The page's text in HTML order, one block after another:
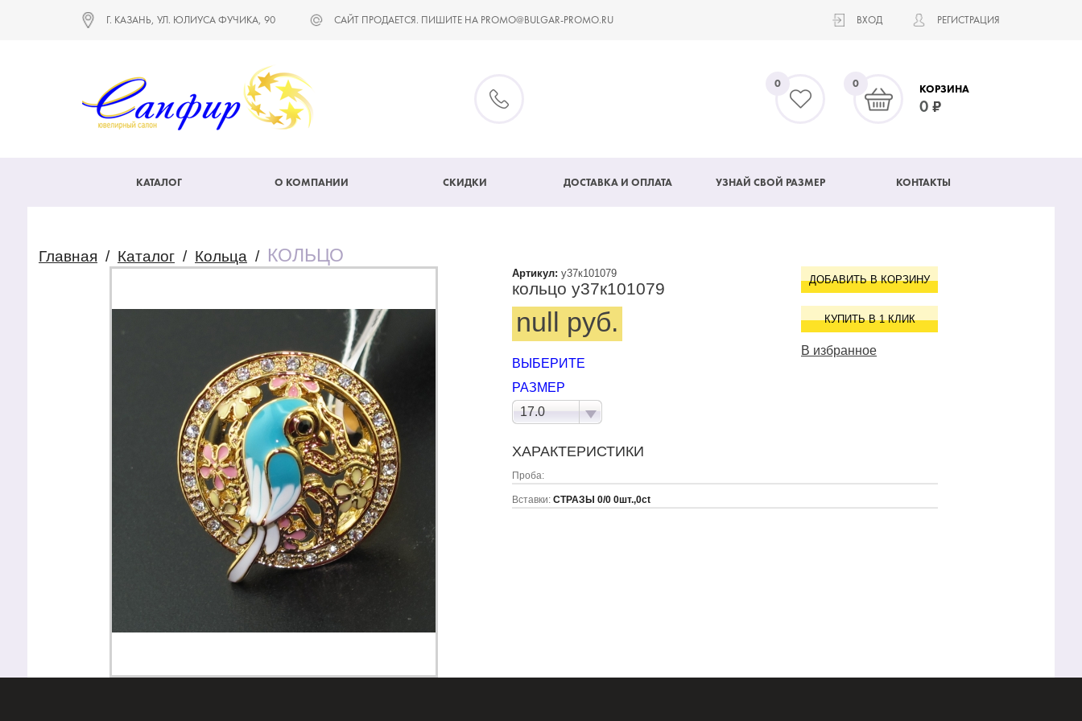
Г. КАЗАНЬ, УЛ. ЮЛИУСА ФУЧИКА, 90 САЙТ ПРОДАЕТСЯ. ПИШИТЕ НА PROMO@BULGAR-PROMO.RU ВХОД РЕГИСТРАЦИЯ
0 0 КОРЗИНА
0
КАТАЛОГ О КОМПАНИИ СКИДКИ ДОСТАВКА И ОПЛАТА УЗНАЙ СВОЙ РАЗМЕР КОНТАКТЫ
Главная / Каталог / Кольца / КОЛЬЦО
Артикул: у37к101079
кольцо у37к101079
null руб.
ВЫБЕРИТЕ
РАЗМЕР
17.0
ДОБАВИТЬ В КОРЗИНУ
КУПИТЬ В 1 КЛИК
В избранное
ХАРАКТЕРИСТИКИ
Проба:
Вставки: СТРАЗЫ 0/0 0шт.,0ct